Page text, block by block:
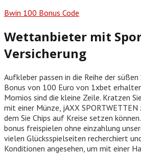
Bwin 100 Bonus Code
Wettanbieter mit
Versicherung
Aufkleber passen in die Reihe der süßen
Bonus von 100 Euro von 1xbet
Momios sind die kleine Zeile. Kratzen
mit einer Münze, jAXX
dem Sie Chips auf Kreise setzen
bonus freispielen ohne einzahlung
vielen Glücksspielseiten recherchiert
Konditionen angesehen, um mit einer